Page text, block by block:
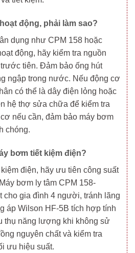
động, phải làm sao?
dụng như CPM 158 hoặc
động, hãy kiểm tra nguồn
tiên. Đảm bảo ống hút
ngập trong nước. Nếu động cơ
có thể là dây điện lỏng hoặc
hệ thợ sửa chữa để kiểm tra
nếu cần, đảm bảo máy bơm
chóng.
bơm tiết kiệm điện?
điện, hãy ưu tiên công suất
bơm ly tâm CPM 158-
cho gia đình 4 người, tránh lãng
áp Wilson HF-5B tích hợp tính
thụ năng lượng khi không sử
nguyên chất và kiểm tra
ưu hiệu suất.